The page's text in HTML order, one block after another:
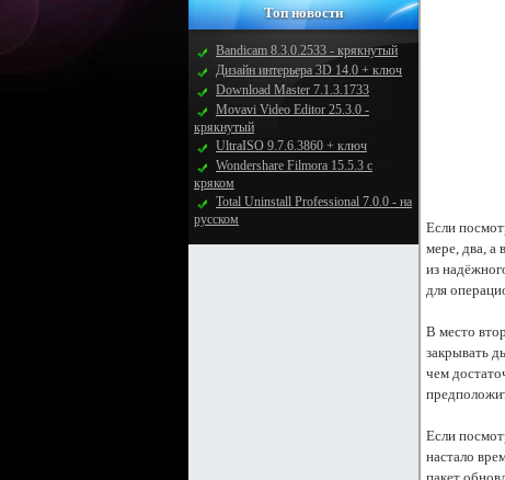
Топ новости
Bandicam 8.3.0.2533 - крякнутый
Дизайн интерьера 3D 14.0 + ключ
Download Master 7.1.3.1733
Movavi Video Editor 25.3.0 -
крякнутый
UltraISO 9.7.6.3860 + ключ
Wondershare Filmora 15.5.3 с
кряком
Total Uninstall Professional 7.0.0 - на
русском
Если
мере, два, а
из
для
В место
закрывать
чем
Если
настало